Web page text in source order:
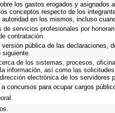
los gastos erogados y
conceptos respecto de los
en los mismos, incluso
servicios profesionales por
contratación.
pública de las declaraciones,
siguiente.
de los sistemas, procesos,
información, así como las
electrónica de los servidores
concursos para ocupar cargos